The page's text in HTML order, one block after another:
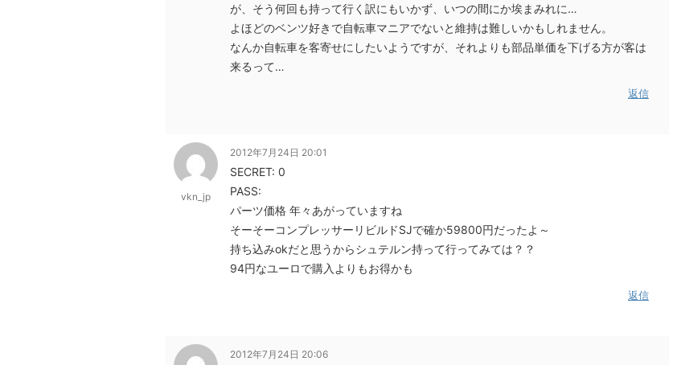
が、そう何回も持って行く訳にもいかず、いつの間にか埃まみれに…
よほどのベンツ好きで自転車マニアでないと維持は難しいかもしれません。
なんか自転車を客寄せにしたいようですが、それよりも部品単価を下げる方が客は
来るって…
返信
vkn_jp
2012年7月24日 20:01
SECRET: 0
PASS:
パーツ価格 年々あがっていますね
そーそーコンプレッサーリビルドSJで確か59800円だったよ～
持ち込みokだと思うからシュテルン持って行ってみては？？
94円なユーロで購入よりもお得かも
返信
2012年7月24日 20:06